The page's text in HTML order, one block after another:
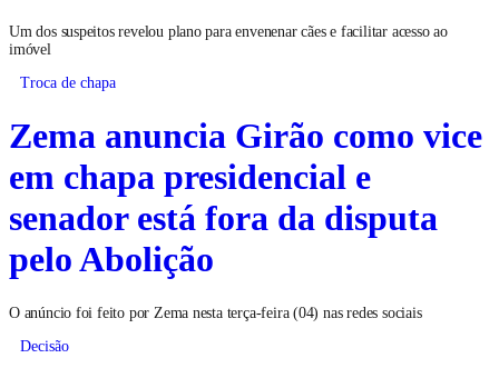
Um dos suspeitos revelou plano para envenenar cães e facilitar acesso ao
imóvel
Troca de chapa
Zema anuncia Girão como vice
em chapa presidencial e
senador está fora da disputa
pelo Abolição
O anúncio foi feito por Zema nesta terça-feira (04) nas redes sociais
Decisão